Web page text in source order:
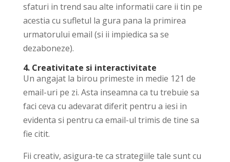
sfaturi in trend sau alte informatii care ii tin pe
acestia cu sufletul la gura pana la primirea
urmatorului email (si ii impiedica sa se
dezaboneze).
4. Creativitate si interactivitate
Un angajat la birou primeste in medie 121 de
email-uri pe zi. Asta inseamna ca tu trebuie sa
faci ceva cu adevarat diferit pentru a iesi in
evidenta si pentru ca email-ul trimis de tine sa
fie citit.
Fii creativ, asigura-te ca strategiile tale sunt cu